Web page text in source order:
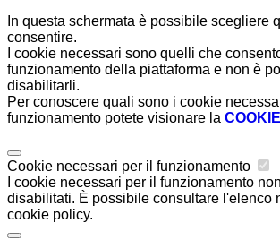
In questa schermata è possibile scegliere
consentire.
I cookie necessari sono quelli che
funzionamento della piattaforma e non è
disabilitarli.
Per conoscere quali sono i cookie
funzionamento potete visionare la
Cookie necessari per il funzionamento
I cookie necessari per il funzionamento
disabilitati. È possibile consultare l'elenco
cookie policy.